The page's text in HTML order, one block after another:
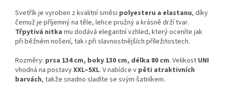
Svetřík je vyroben z kvalitní směsi polyesteru a elastanu, díky
čemuž je příjemný na těle, lehce pružný a krásně drží tvar.
Třpytivá nitka mu dodává elegantní vzhled, který oceníte jak
při běžném nošení, tak i při slavnostnějších příležitostech.
Rozměry: prsa 134 cm, boky 130 cm, délka 80 cm. Velikost UNI
vhodná na postavyXXL–5XL. V nabídce v pěti atraktivních
barvách, takže snadno sladíte se svým šatníkem.